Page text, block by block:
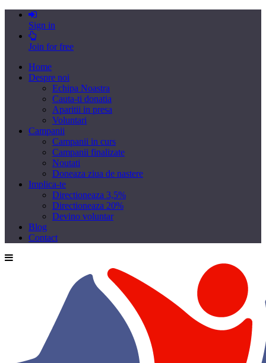
Sign in
Join for free
Home
Despre noi
Echipa Noastra
Cauta-ti donatia
Aparitii in presa
Voluntari
Campanii
Campanii in curs
Campanii finalizate
Noutati
Doneaza ziua de nastere
Implica-te
Directioneaza 3,5%
Directioneaza 20%
Devino voluntar
Blog
Contact